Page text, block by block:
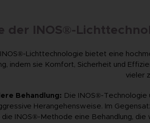
der INOS®-
Lichttechnologie bietet eine
indem sie Komfort, Sicherheit und
vieler
Behandlung: Die INOS®-Technologie
Herangehensweise. Im
die INOS®-Methode eine Behandlung,